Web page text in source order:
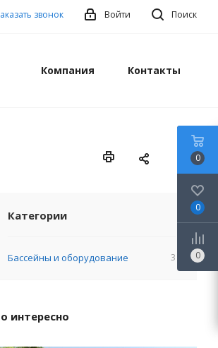
Поиск
Войти
звонок
Компания Контакты
Категории
Бассейны и оборудование 3
интересно
0
0
0